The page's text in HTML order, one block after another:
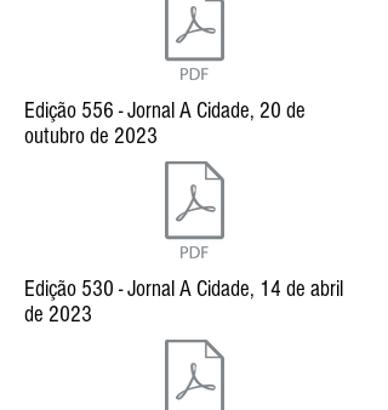
Edição 556 - Jornal A Cidade, 20 de
outubro de 2023
Edição 530 - Jornal A Cidade, 14 de abril
de 2023